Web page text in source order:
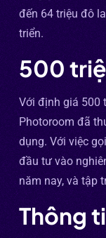
đến 64 triệu đô
triển.
500
Với định giá 500
Photoroom đã
dụng. Với việc
đầu tư vào
năm nay, và tập
Thông